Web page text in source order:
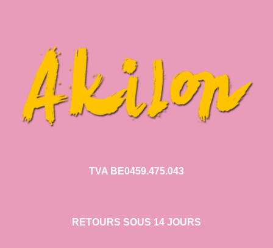
TVA BE0459.475.043
RETOURS SOUS 14 JOURS